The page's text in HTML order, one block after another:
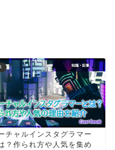
チャルインスタグラマー
？作られ方や人気を集め